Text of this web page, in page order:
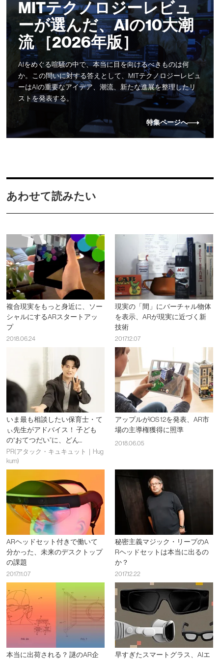
MITテクノロジーレビュ
ーが選んだ、AIの10大潮
流 ［2026年版］
AIをめぐる喧騒の中で、本当に目を向けるべきものは何
か。この問いに対する答えとして、MITテクノロジーレビュ
ーはAIの重要なアイデア、潮流、新たな進展を整理したリ
ストを発表する。
特集ページへ
あわせて読みたい
複合現実をもっと身近に、ソー
シャルにするARスタートアッ
プ
2018.06.24
現実の「間」にバーチャル物体
を表示、ARが現実に近づく新
技術
2017.12.07
いま最も相談したい保育士・て
ぃ先生がアドバイス！ 子ども
の“おてつだい”に、どん...
PR(アタック・キュキュット｜Hug
kum)
アップルがiOS 12を発表、AR市
場の主導権獲得に照準
2018.06.05
ARヘッドセット付きで働いて
分かった、未来のデスクトップ
の課題
2017.11.07
秘密主義マジック・リープのA
Rヘッドセットは本当に出るの
か？
2017.12.22
本当に出荷される？ 謎のAR企 早すぎたスマートグラス、AIエ